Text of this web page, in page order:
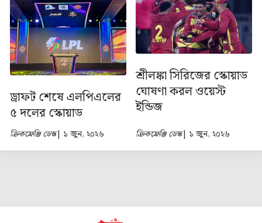
ড্রাফট শেষে এলপিএলের
৫ দলের স্কোয়াড
ক্রিকফ্রেঞ্জি ডেস্ক| ১ জুন, ২০২৬
শ্রীলঙ্কা সিরিজের স্কোয়াড
ঘোষণা করল ওয়েস্ট
ইন্ডিজ
ক্রিকফ্রেঞ্জি ডেস্ক| ১ জুন, ২০২৬